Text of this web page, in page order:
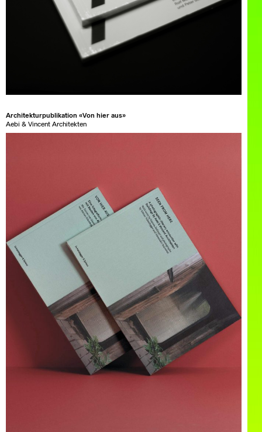
Architekturpublikation «Von hier aus»
Aebi & Vincent Architekten